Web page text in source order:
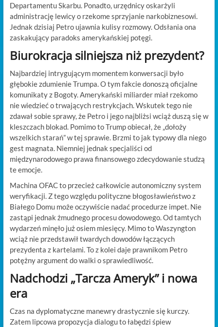
Departamentu Skarbu. Ponadto, urzędnicy oskarżyli
administrację lewicy o rzekome sprzyjanie narkobiznesowi.
Jednak dzisiaj Petro ujawnia kulisy rozmowy. Odsłania ona
zaskakujący paradoks amerykańskiej potęgi.
Biurokracja silniejsza niż prezydent?
Najbardziej intrygującym momentem konwersacji było
głębokie zdumienie Trumpa. O tym fakcie donoszą oficjalne
komunikaty z Bogoty. Amerykański miliarder miał rzekomo
nie wiedzieć o trwających restrykcjach. Wskutek tego nie
zdawał sobie sprawy, że Petro i jego najbliżsi wciąż duszą się w
kleszczach blokad. Pomimo to Trump obiecał, że „dołoży
wszelkich starań” w tej sprawie. Brzmi to jak typowy dla niego
gest magnata. Niemniej jednak specjaliści od
międzynarodowego prawa finansowego zdecydowanie studzą
te emocje.
Machina OFAC to przecież całkowicie autonomiczny system
weryfikacji. Z tego względu polityczne błogosławieństwo z
Białego Domu może oczywiście nadać procedurze impet. Nie
zastąpi jednak żmudnego procesu dowodowego. Od tamtych
wydarzeń minęło już osiem miesięcy. Mimo to Waszyngton
wciąż nie przedstawił twardych dowodów łączących
prezydenta z kartelami. To z kolei daje prawnikom Petro
potężny argument do walki o sprawiedliwość.
Nadchodzi „Tarcza Ameryk” i nowa
era
Czas na dyplomatyczne manewry drastycznie się kurczy.
Zatem lipcowa propozycja dialogu to łabędzi śpiew